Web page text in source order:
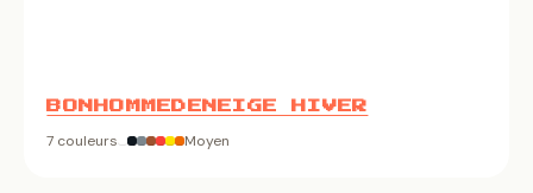
BONHOMMEDENEIGE HIVER
7 couleurs Moyen